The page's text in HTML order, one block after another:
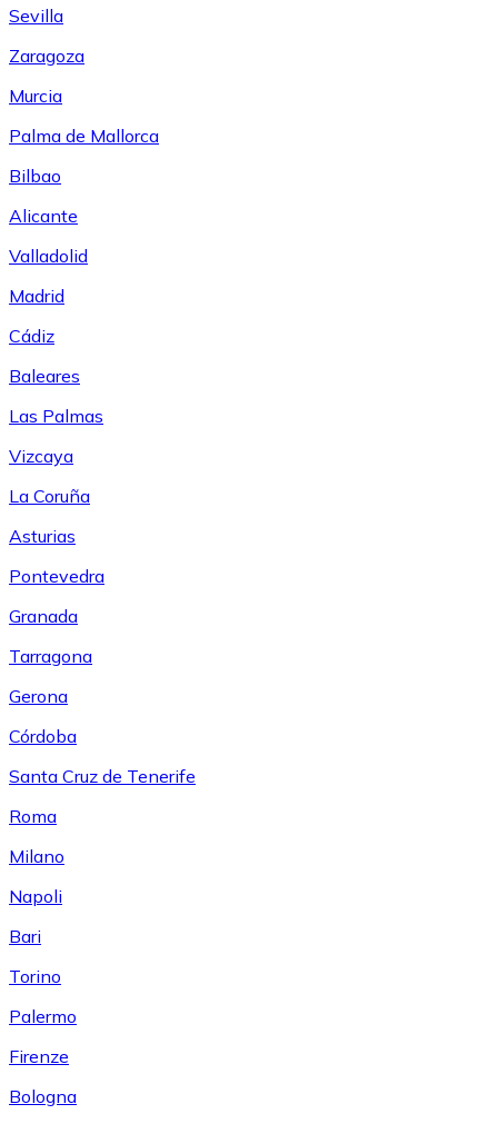
Sevilla
Zaragoza
Murcia
Palma de Mallorca
Bilbao
Alicante
Valladolid
Madrid
Cádiz
Baleares
Las Palmas
Vizcaya
La Coruña
Asturias
Pontevedra
Granada
Tarragona
Gerona
Córdoba
Santa Cruz de Tenerife
Roma
Milano
Napoli
Bari
Torino
Palermo
Firenze
Bologna